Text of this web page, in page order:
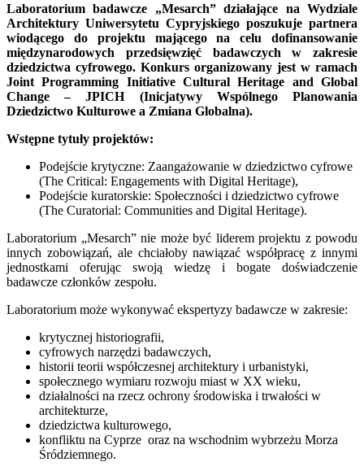
Laboratorium badawcze „Mesarch” działające na Wydziale
Architektury Uniwersytetu Cypryjskiego poszukuje partnera
wiodącego do projektu mającego na celu dofinansowanie
międzynarodowych przedsięwzięć badawczych w zakresie
dziedzictwa cyfrowego. Konkurs organizowany jest w ramach
Joint Programming Initiative Cultural Heritage and Global
Change – JPICH (Inicjatywy Wspólnego Planowania
Dziedzictwo Kulturowe a Zmiana Globalna).
Wstępne tytuły projektów:
Podejście krytyczne: Zaangażowanie w dziedzictwo cyfrowe
(The Critical: Engagements with Digital Heritage),
Podejście kuratorskie: Społeczności i dziedzictwo cyfrowe
(The Curatorial: Communities and Digital Heritage).
Laboratorium „Mesarch” nie może być liderem projektu z powodu
innych zobowiązań, ale chciałoby nawiązać współpracę z innymi
jednostkami oferując swoją wiedzę i bogate doświadczenie
badawcze członków zespołu.
Laboratorium może wykonywać ekspertyzy badawcze w zakresie:
krytycznej historiografii,
cyfrowych narzędzi badawczych,
historii teorii współczesnej architektury i urbanistyki,
społecznego wymiaru rozwoju miast w XX wieku,
działalności na rzecz ochrony środowiska i trwałości w
architekturze,
dziedzictwa kulturowego,
konfliktu na Cyprze oraz na wschodnim wybrzeżu Morza
Śródziemnego.